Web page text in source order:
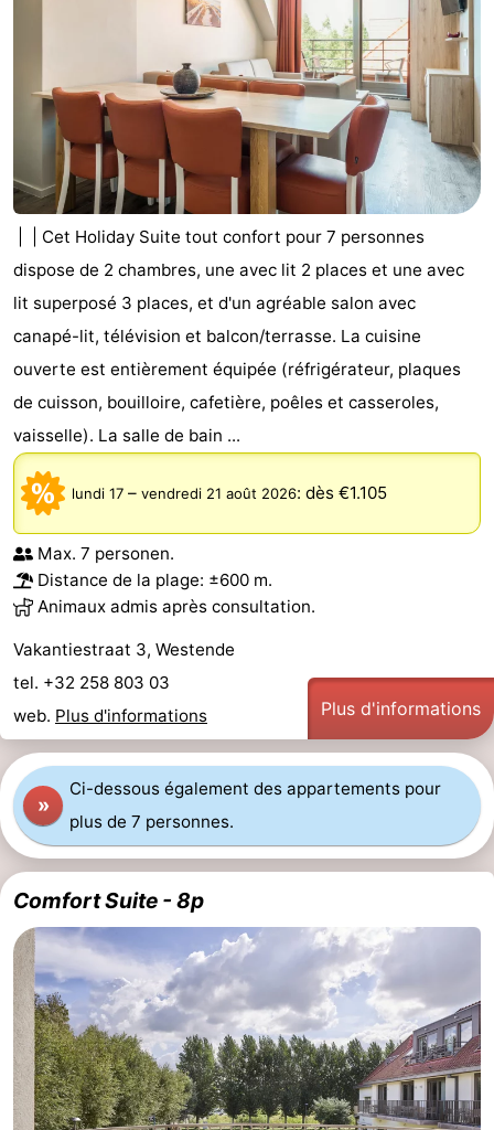
Bruges
Gand
Ypres
La
côte
-
Nature
Het
Zwin
-
Knokke-
Heist
-
Zeebrugge
-
Blankenberge
-
Wenduine
-
Le
Coq
-
Bredene
-
Westende
-
Nieuport
Oostduinkerke
-
Koksijde
-
La
Panne
-
Nature
Westhoek
Météo
Contact
| | Cet Holiday Suite tout confort pour 7 personnes
dispose de 2 chambres, une avec lit 2 places et une avec
lit superposé 3 places, et d'un agréable salon avec
canapé-lit, télévision et balcon/terrasse. La cuisine
ouverte est entièrement équipée (réfrigérateur, plaques
de cuisson, bouilloire, cafetière, poêles et casseroles,
vaisselle). La salle de bain ...
lundi 17 – vendredi 21 août 2026: dès €1.105
Max. 7 personen.
Distance de la plage: ±600 m.
Animaux admis après consultation.
Vakantiestraat 3, Westende
tel. +32 258 803 03
web. Plus d'informations Plus d'informations
»
Ci-dessous également des appartements pour
plus de 7 personnes.
Comfort Suite - 8p